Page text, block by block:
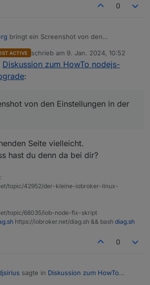
0
bringt ein Screenshot von den
ACTIVE schrieb am 9. Jan. 2024, 10:52
zuletzt editiert von
Diskussion zum HowTo nodejs-
:
von den Einstellungen in der
Seite vielleicht.
hast du denn da bei dir?
topic/42952/der-kleine-iobroker-linux-
topic/68035/iob-node-fix-skript
https://iobroker.net/diag.sh && bash diag.sh
0
sagte in Diskussion zum HowTo